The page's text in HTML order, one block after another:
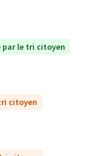
par le tri citoyen
citoyen